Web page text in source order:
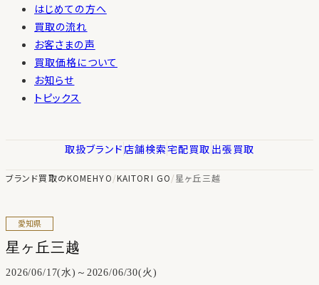
はじめての方へ
買取の流れ
お客さまの声
買取価格について
お知らせ
トピックス
取扱ブランド店舗検索宅配買取 出張買取
ブランド買取のKOMEHYO/KAITORI GO/星ヶ丘三越
愛知県
星ヶ丘三越
2026/06/17(水)～2026/06/30(火)